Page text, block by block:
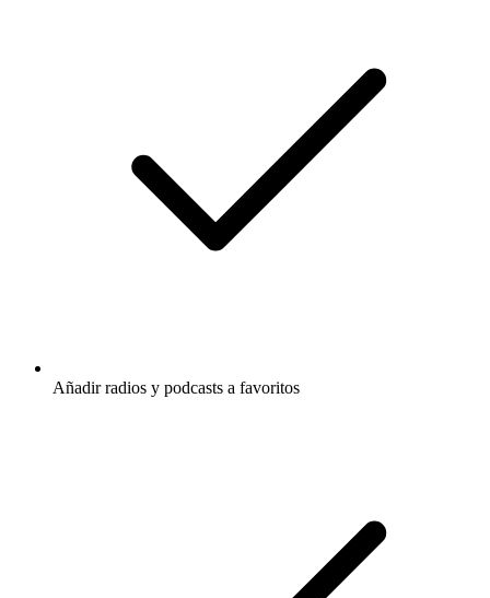
Añadir radios y podcasts a favoritos